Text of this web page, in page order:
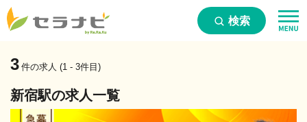
検索
3 件の求人 (1 - 3件目)
新宿駅の求人一覧